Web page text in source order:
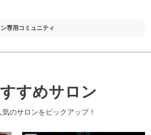
専用コミュニティ
すめサロン
のサロンをピックアップ！